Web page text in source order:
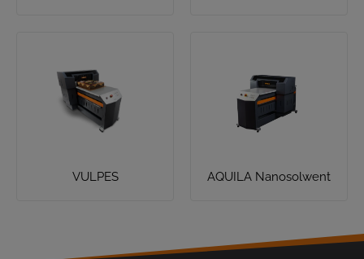
VULPES AQUILA Nanosolwent